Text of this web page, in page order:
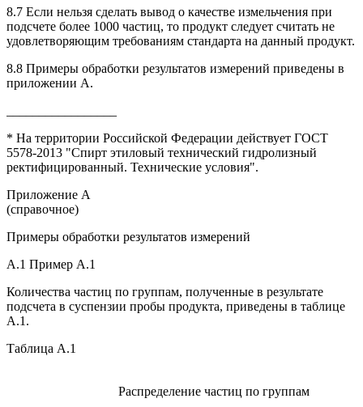
8.7 Если нельзя сделать вывод о качестве измельчения при
подсчете более 1000 частиц, то продукт следует считать не
удовлетворяющим требованиям стандарта на данный продукт.
8.8 Примеры обработки результатов измерений приведены в
приложении А.
* На территории Российской Федерации действует ГОСТ
5578-2013 "Спирт этиловый технический гидролизный
ректифицированный. Технические условия".
Приложение А
(справочное)
Примеры обработки результатов измерений
А.1 Пример А.1
Количества частиц по группам, полученные в результате
подсчета в суспензии пробы продукта, приведены в таблице
А.1.
Таблица А.1
Распределение частиц по группам